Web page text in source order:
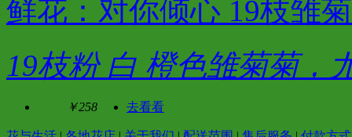
鲜花：对你倾心 19枝雏菊
19枝粉 白 橙色雏菊菊，
￥258 去看看